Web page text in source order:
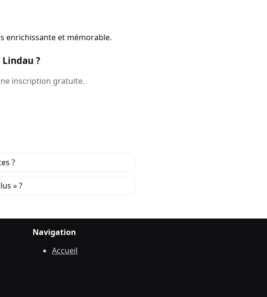
enrichissante et mémorable.
?
inscription gratuite.
?
» ?
Navigation
Accueil